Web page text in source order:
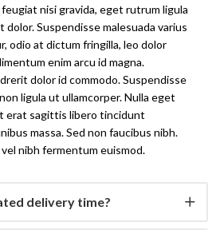
nisi gravida, eget rutrum ligula
dolor. Suspendisse malesuada varius
odio at dictum fringilla, leo dolor
enim arcu id magna.
dolor id commodo. Suspendisse
ligula ut ullamcorper. Nulla eget
erat sagittis libero tincidunt
massa. Sed non faucibus nibh.
nibh fermentum euismod.
delivery time?